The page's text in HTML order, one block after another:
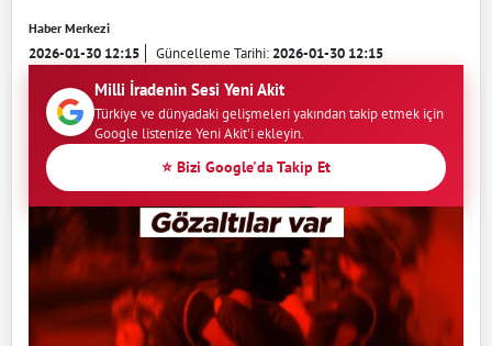
Haber Merkezi
2026-01-30 12:15 Güncelleme Tarihi:2026-01-30 12:15
Milli İradenin Sesi Yeni Akit
Türkiye ve dünyadaki gelişmeleri yakından takip etmek için
Google listenize Yeni Akit'i ekleyin.
⭐ Bizi Google'da Takip Et